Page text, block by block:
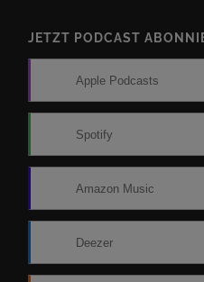
JETZT PODCAST
Apple Podcasts
Spotify
Amazon Music
Deezer